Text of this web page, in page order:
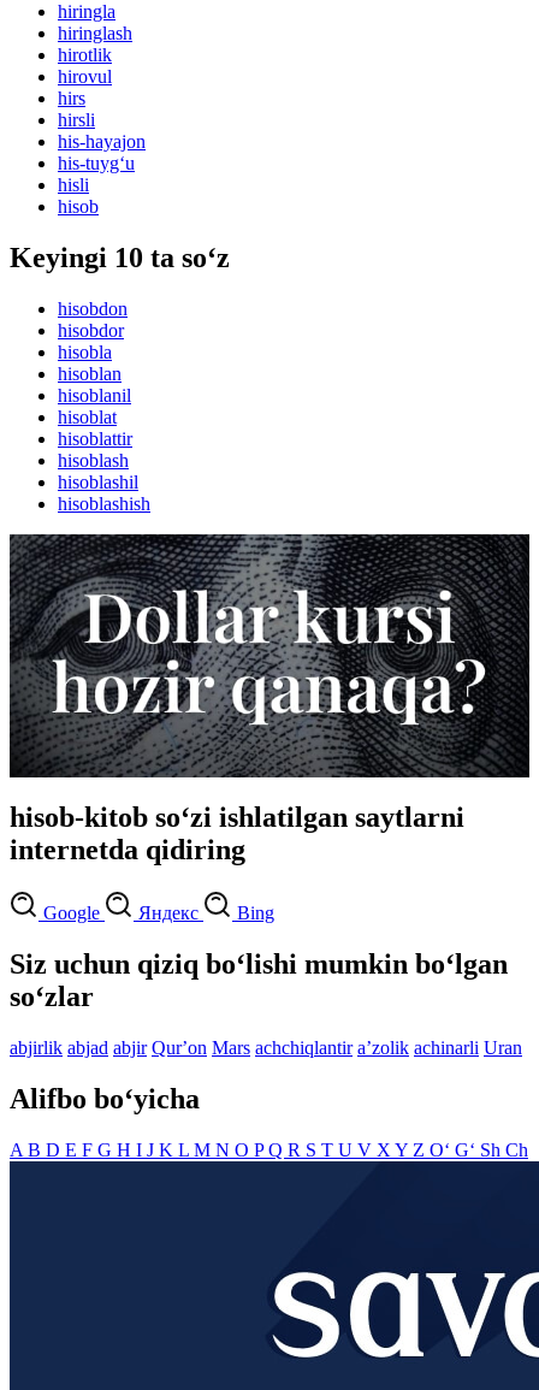
hiringla
hiringlash
hirotlik
hirovul
hirs
hirsli
his-hayajon
his-tuyg‘u
hisli
hisob
Keyingi 10 ta so‘z
hisobdon
hisobdor
hisobla
hisoblan
hisoblanil
hisoblat
hisoblattir
hisoblash
hisoblashil
hisoblashish
hisob-kitob so‘zi ishlatilgan saytlarni
internetda qidiring
Google Яндекс Bing
Siz uchun qiziq bo‘lishi mumkin bo‘lgan
so‘zlar
abjirlik abjad abjir Qurʼon Mars achchiqlantir aʼzolik achinarli Uran
Alifbo bo‘yicha
A B D E F G H I J K L M N O PQ R S T U V X Y Z O‘ G‘ Sh Ch